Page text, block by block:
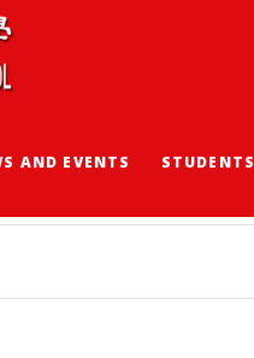
AND EVENTS STUDENTS